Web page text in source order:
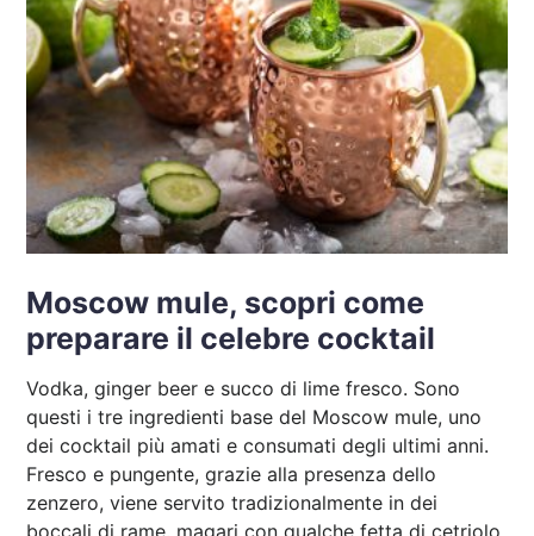
Moscow mule, scopri come
preparare il celebre cocktail
Vodka, ginger beer e succo di lime fresco. Sono
questi i tre ingredienti base del Moscow mule, uno
dei cocktail più amati e consumati degli ultimi anni.
Fresco e pungente, grazie alla presenza dello
zenzero, viene servito tradizionalmente in dei
boccali di rame, magari con qualche fetta di cetriolo